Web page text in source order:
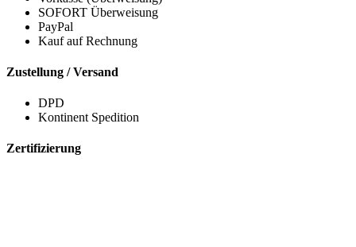
SOFORT Überweisung
PayPal
Kauf auf Rechnung
Zustellung / Versand
DPD
Kontinent Spedition
Zertifizierung